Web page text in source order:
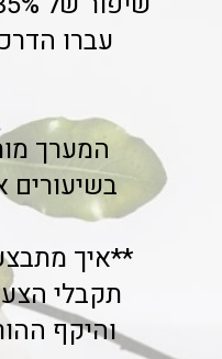
עברו
המערך
בשיעורים
**איך
תקבלי
והיקף